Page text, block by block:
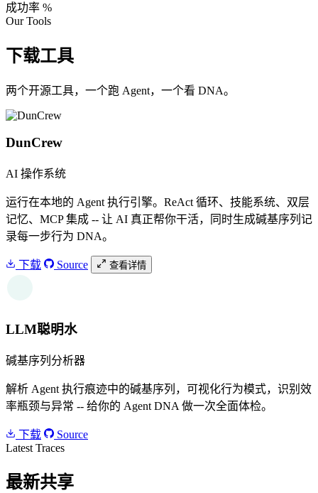
成功率 %
Our Tools
下载工具
两个开源工具，一个跑 Agent，一个看 DNA。
DunCrew
AI 操作系统
运行在本地的 Agent 执行引擎。ReAct 循环、技能系统、双层
记忆、MCP 集成 -- 让 AI 真正帮你干活，同时生成碱基序列记
录每一步行为 DNA。
下载 Source 查看详情
LLM聪明水
碱基序列分析器
解析 Agent 执行痕迹中的碱基序列，可视化行为模式，识别效
率瓶颈与异常 -- 给你的 Agent DNA 做一次全面体检。
下载
Source
Latest Traces
最新共享